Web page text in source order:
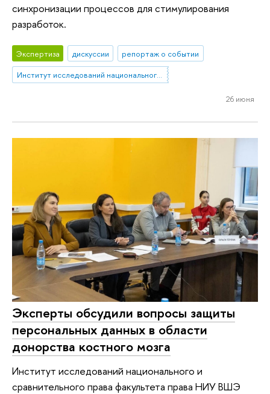
синхронизации процессов для стимулирования
разработок.
Экспертиза дискуссии
репортаж о событии
Институт исследований национального и сравнительного права
26 июня
Эксперты обсудили вопросы защиты
персональных данных в области
донорства костного мозга
Институт исследований национального и
сравнительного права факультета права НИУ ВШЭ